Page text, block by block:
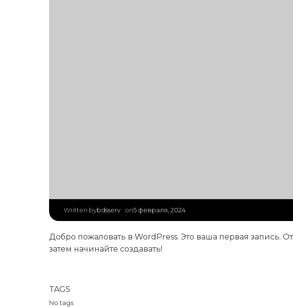
Written bybdsserv on5 февраля, 2024
Добро пожаловать в WordPress. Это ваша первая запись.
затем начинайте создавать!
TAGS
No tags